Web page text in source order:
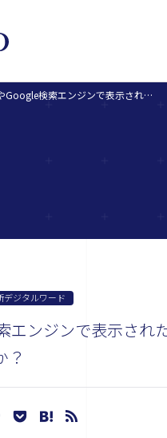
Yahoo!やGoogle検索エンジンで表示された結果に出ている、サイト紹介文は何を参考にしているのでしょうか？
デジタルワード
エンジンで表示さ
？